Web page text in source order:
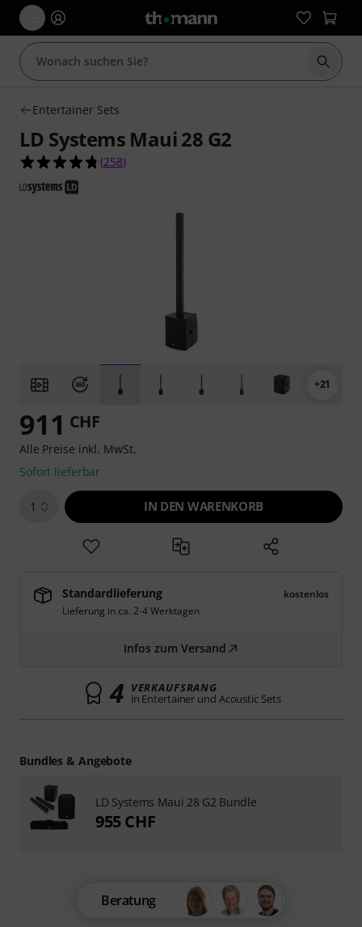
Suche
Entertainer Sets
LD Systems Maui 28 G2
4.8 von 5 Sternen aus 258 Kundenbewertungen
(258)
+21
911 CHF
Alle Preise inkl. MwSt.
Sofort lieferbar
1 IN DEN WARENKORB
Standardlieferung
kostenlos
Lieferung in ca. 2-4 Werktagen
Infos zum Versand
4 VERKAUFSRANG
in Entertainer und Acoustic Sets
Beratung
Bundles & Angebote
LD Systems Maui 28 G2 Bundle
955 CHF